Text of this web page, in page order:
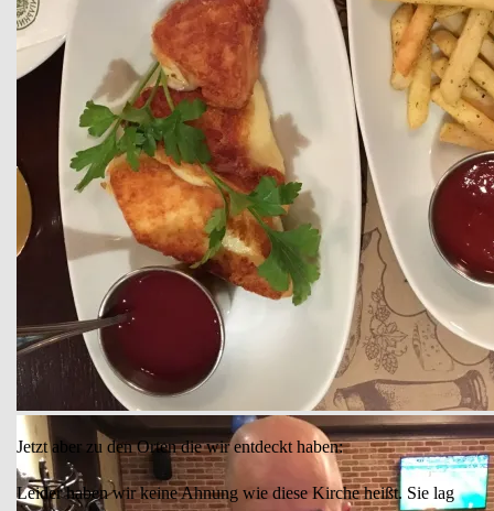
Nicht typisch ukrainisch, aber lecker
Jetzt aber zu den Orten die wir entdeckt haben:
Leider haben wir keine Ahnung wie diese Kirche heißt. Sie lag